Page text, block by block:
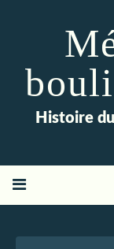
Histoire